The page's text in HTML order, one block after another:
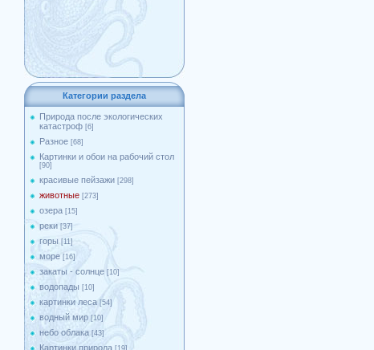
Категории раздела
Природа после экологических
катастроф [6]
Разное [68]
Картинки и обои на рабочий стол
[90]
красивые пейзажи [298]
животные [273]
озера [15]
реки [37]
горы [11]
море [16]
закаты - солнце [10]
водопады [10]
картинки леса [54]
водный мир [10]
небо облака [43]
Картинки природа [19]